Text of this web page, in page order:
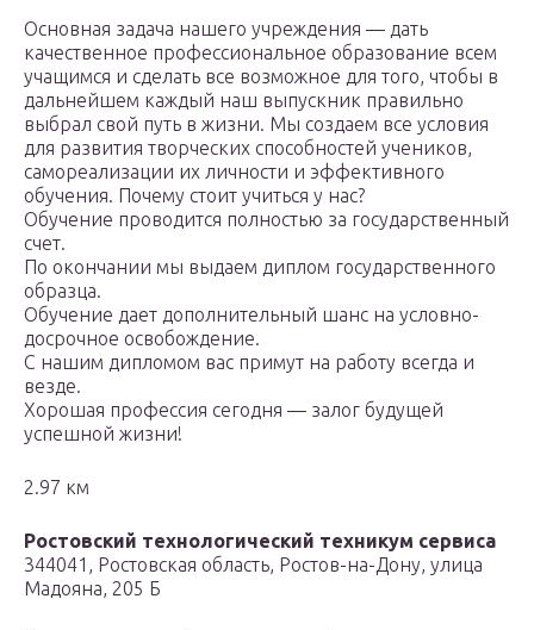
Основная задача нашего учреждения — дать
качественное профессиональное образование всем
учащимся и сделать все возможное для того, чтобы в
дальнейшем каждый наш выпускник правильно
выбрал свой путь в жизни. Мы создаем все условия
для развития творческих способностей учеников,
самореализации их личности и эффективного
обучения. Почему стоит учиться у нас?
Обучение проводится полностью за государственный
счет.
По окончании мы выдаем диплом государственного
образца.
Обучение дает дополнительный шанс на условно-
досрочное освобождение.
С нашим дипломом вас примут на работу всегда и
везде.
Хорошая профессия сегодня — залог будущей
успешной жизни!
2.97 км
Ростовский технологический техникум сервиса
344041, Ростовская область, Ростов-на-Дону, улица
Мадояна, 205 Б